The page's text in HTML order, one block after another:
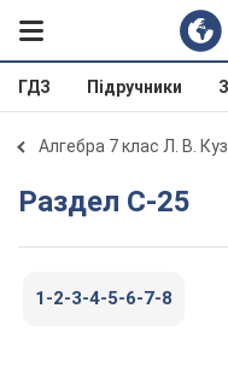
ГДЗ Підручники
Алгебра 7 клас Л. В.
Раздел С-25
1-2-3-4-5-6-7-8